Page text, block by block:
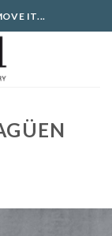
IT...